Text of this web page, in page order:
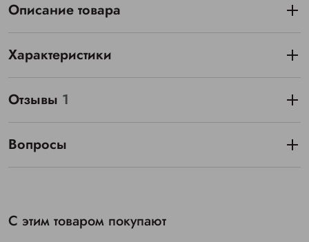
Описание товара
Характеристики
Отзывы 1
Вопросы
С этим товаром покупают